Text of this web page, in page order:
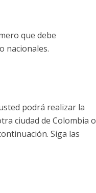
que debe
nacionales.
podrá realizar la
ciudad de Colombia o
Siga las